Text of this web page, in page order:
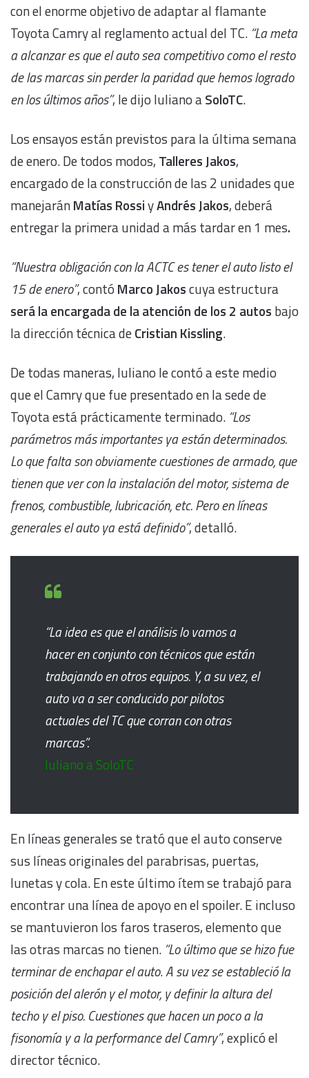
con el enorme objetivo de adaptar al flamante
Toyota Camry al reglamento actual del TC. “La meta
a alcanzar es que el auto sea competitivo como el resto
de las marcas sin perder la paridad que hemos logrado
en los últimos años”, le dijo Iuliano aSoloTC.
Los ensayos están previstos para la última semana
de enero. De todos modos, Talleres Jakos,
encargado de la construcción de las 2 unidades que
manejaránMatías RossiyAndrés Jakos, deberá
entregar la primera unidad a más tardar en 1 mes.
“Nuestra obligación con la ACTC es tener el auto listo el
15 de enero”, contó Marco Jakoscuya estructura
será la encargada de la atención de los 2 autos bajo
la dirección técnica deCristian Kissling.
De todas maneras, Iuliano le contó a este medio
que el Camry que fue presentado en la sede de
Toyota está prácticamente terminado. “Los
parámetros más importantes ya están determinados.
Lo que falta son obviamente cuestiones de armado, que
tienen que ver con la instalación del motor, sistema de
frenos, combustible, lubricación, etc. Pero en líneas
generales el auto ya está definido”, detalló.
“La idea es que el análisis lo vamos a
hacer en conjunto con técnicos que están
trabajando en otros equipos. Y, a su vez, el
auto va a ser conducido por pilotos
actuales del TC que corran con otras
marcas”.
Iuliano a SoloTC
En líneas generales se trató que el auto conserve
sus líneas originales del parabrisas, puertas,
lunetas y cola. En este último ítem se trabajó para
encontrar una línea de apoyo en el spoiler. E incluso
se mantuvieron los faros traseros, elemento que
las otras marcas no tienen. “Lo último que se hizo fue
terminar de enchapar el auto.A su vez se estableció la
posición del alerón y el motor, y definir la altura del
techo y el piso. Cuestiones que hacen un poco a la
fisonomía y a la performance del Camry”, explicó el
director técnico.